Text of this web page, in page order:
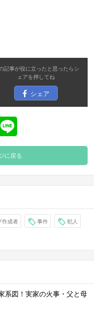
記事が役に立ったと思ったらシ
ェアを押してね
シェア
に戻る
作成者 事件 犯人
系図！実家の火事・父と母